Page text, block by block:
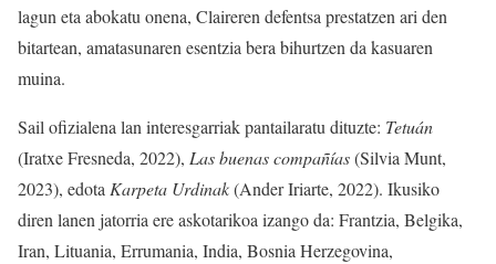
lagun eta abokatu onena, Claireren defentsa prestatzen ari den
bitartean, amatasunaren esentzia bera bihurtzen da kasuaren
muina.
Sail ofizialena lan interesgarriak pantailaratu dituzte: Tetuán
(Iratxe Fresneda, 2022), Las buenas compañías(Silvia Munt,
2023), edotaKarpeta Urdinak(Ander Iriarte, 2022). Ikusiko
diren lanen jatorria ere askotarikoa izango da: Frantzia, Belgika,
Iran, Lituania, Errumania, India, Bosnia Herzegovina,